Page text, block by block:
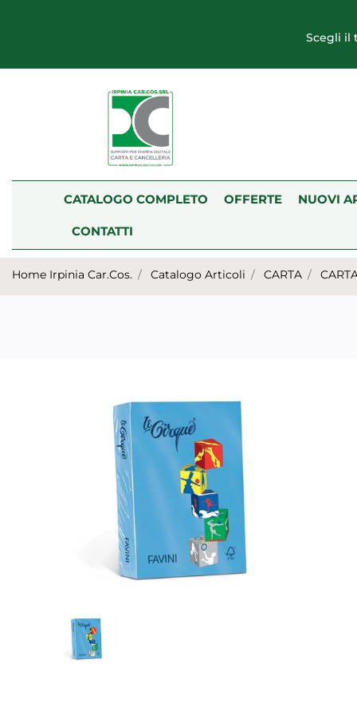
Scegli il
CATALOGO COMPLETO OFFERTE NUOVI
CONTATTI
Home Irpinia Car.Cos. Catalogo Articoli CARTA